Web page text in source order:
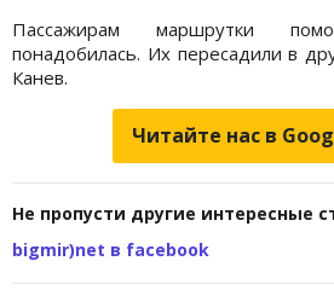
Пассажирам маршрутки
понадобилась. Их пересадили в
Канев.
Читайте нас в
Не пропусти другие интересные
bigmir)net в facebook